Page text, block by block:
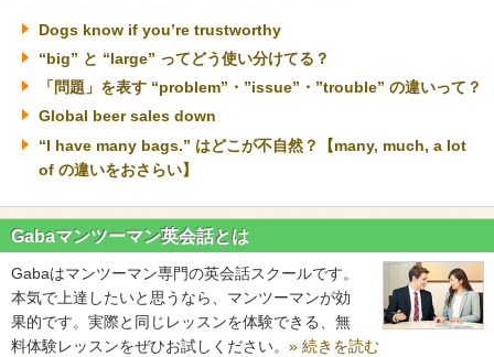
Dogs know if you’re trustworthy
“big” と “large” ってどう使い分けてる？
「問題」を表す “problem”・”issue”・”trouble” の違いって？
Global beer sales down
“I have many bags.” はどこが不自然？【many, much, a lot
of の違いをおさらい】
Gabaマンツーマン英会話とは
Gabaはマンツーマン専門の英会話スクールです。
本気で上達したいと思うなら、マンツーマンが効
果的です。実際と同じレッスンを体験できる、無
料体験レッスンをぜひお試しください。 » 続きを読む